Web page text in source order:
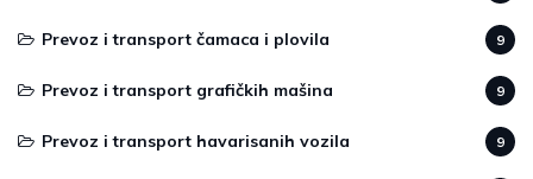
Prevoz i transport čamaca i plovila 9
Prevoz i transport grafičkih mašina 9
Prevoz i transport havarisanih vozila 9